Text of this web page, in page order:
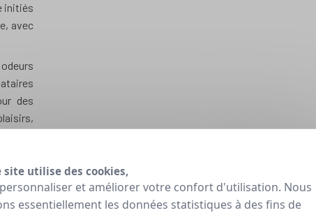
initiés
avec
des
la
et
la
site utilise des cookies,
et améliorer votre confort d'utilisation. Nous
essentiellement les données statistiques à des fins de